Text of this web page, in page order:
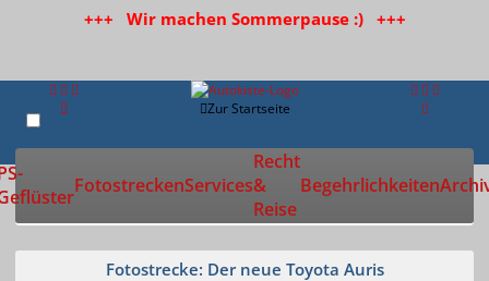
+++ Wir machen Sommerpause :) +++
Zur Startseite
FotostreckenServices
Recht
&
Reise
Begehrlichkeiten
Fotostrecke: Der neue Toyota Auris